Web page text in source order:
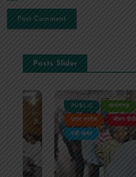
Posts Slider
PUBLIC आजमगढ़
उत्तर प्रदेश जीवन शैली
बड़ी खबर